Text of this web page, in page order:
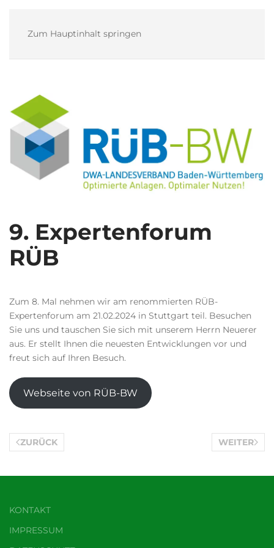
Zum Hauptinhalt springen
9. Expertenforum
RÜB
Zum 8. Mal nehmen wir am renommierten RÜB-
Expertenforum am 21.02.2024 in Stuttgart teil. Besuchen
Sie uns und tauschen Sie sich mit unserem Herrn Neuerer
aus. Er stellt Ihnen die neuesten Entwicklungen vor und
freut sich auf Ihren Besuch.
Webseite von RÜB-BW
ZURÜCK WEITER
KONTAKT
IMPRESSUM